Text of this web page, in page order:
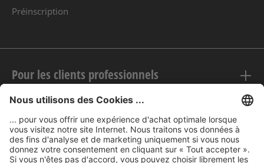
Préinscription
Pour les clients professionnels
Mentions légales